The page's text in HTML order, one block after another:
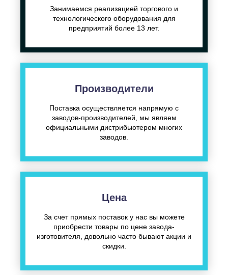
Занимаемся реализацией торгового и
технологического оборудования для
предприятий более 13 лет.
Производители
Поставка осуществляется напрямую с
заводов-производителей, мы являем
официальными дистрибьютером многих
заводов.
Цена
За счет прямых поставок у нас вы можете
приобрести товары по цене завода-
изготовителя, довольно часто бывают акции и
скидки.